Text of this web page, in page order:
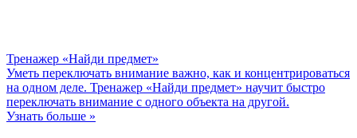
Тренажер «Найди предмет»
Уметь переключать внимание важно, как и концентрироваться
на одном деле. Тренажер «Найди предмет» научит быстро
переключать внимание с одного объекта на другой.
Узнать больше »